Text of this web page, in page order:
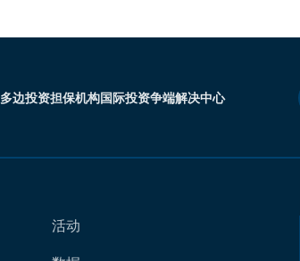
多边投资担保机构国际投资争端解决中心
活动